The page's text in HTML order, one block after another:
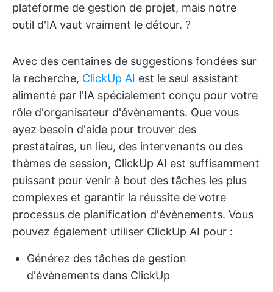
plateforme de gestion de projet, mais notre
outil d'IA vaut vraiment le détour. ?
Avec des centaines de suggestions fondées sur
la recherche, ClickUp AI est le seul assistant
alimenté par l'IA spécialement conçu pour votre
rôle d'organisateur d'évènements. Que vous
ayez besoin d'aide pour trouver des
prestataires, un lieu, des intervenants ou des
thèmes de session, ClickUp AI est suffisamment
puissant pour venir à bout des tâches les plus
complexes et garantir la réussite de votre
processus de planification d'évènements. Vous
pouvez également utiliser ClickUp AI pour :
Générez des tâches de gestion
d'évènements dans ClickUp